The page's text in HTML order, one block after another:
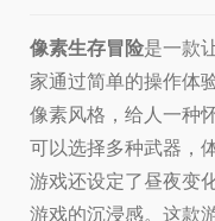
像素生存冒险是一款
家通过简单的操作体
像素风格，给人一种
可以选择多种武器，
游戏还设定了昼夜变
游戏的沉浸感。这款